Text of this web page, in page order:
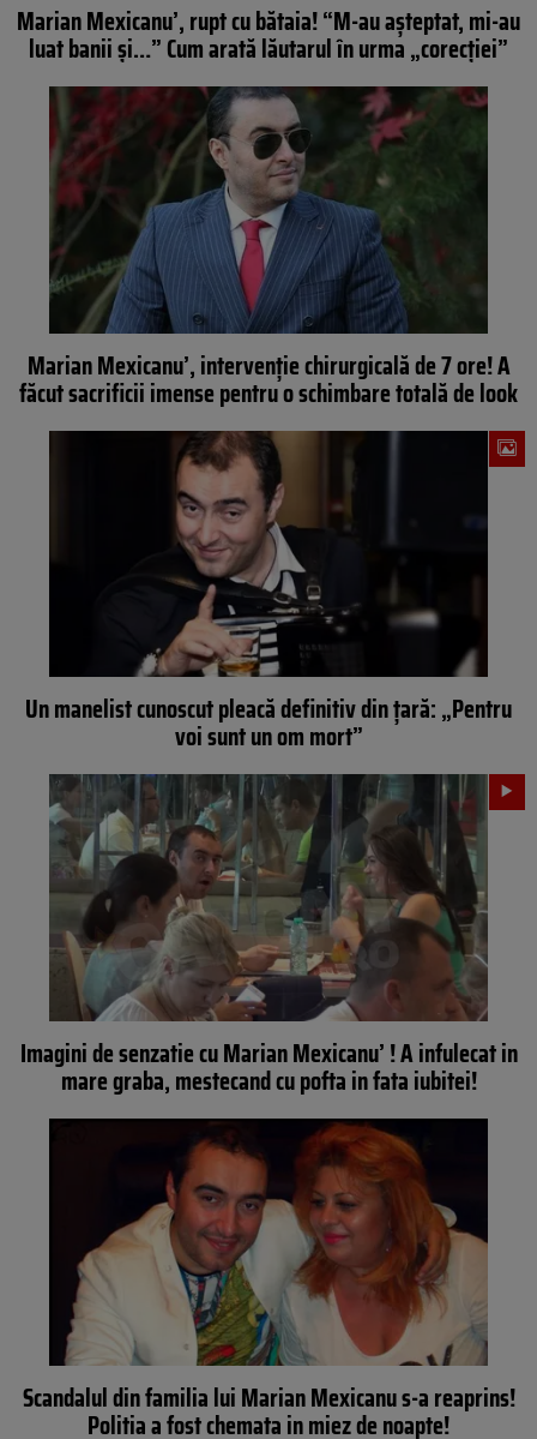
Marian Mexicanu’, rupt cu bătaia! “M-au așteptat, mi-au
luat banii și…” Cum arată lăutarul în urma „corecției”
Marian Mexicanu’, intervenţie chirurgicală de 7 ore! A
făcut sacrificii imense pentru o schimbare totală de look
Un manelist cunoscut pleacă definitiv din ţară: „Pentru
voi sunt un om mort”
Imagini de senzatie cu Marian Mexicanu’ ! A infulecat in
mare graba, mestecand cu pofta in fata iubitei!
Scandalul din familia lui Marian Mexicanu s-a reaprins!
Politia a fost chemata in miez de noapte!